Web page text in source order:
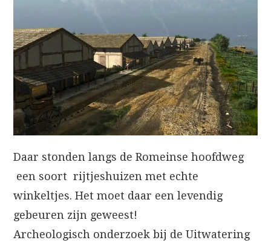
Daar stonden langs de Romeinse hoofdweg
een soort rijtjeshuizen met echte
winkeltjes. Het moet daar een levendig
gebeuren zijn geweest!
Archeologisch onderzoek bij de Uitwatering